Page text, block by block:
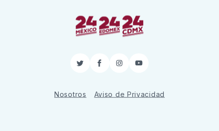
TwitterFacebook
InstagramYouTube
Nosotros Aviso de Privacidad